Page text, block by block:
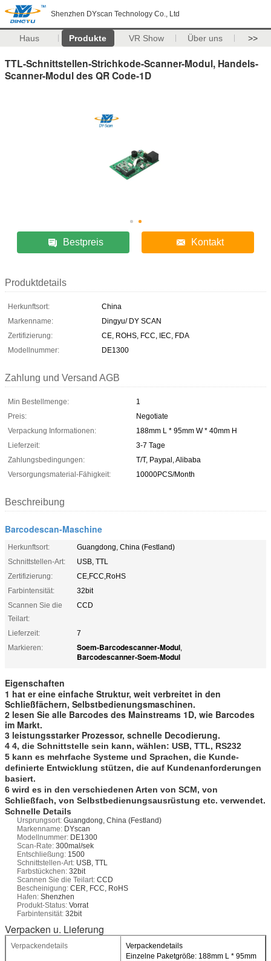
Shenzhen DYscan Technology Co., Ltd
Haus Produkte VR Show Über uns >>
TTL-Schnittstellen-Strichkode-Scanner-Modul, Handels-
Scanner-Modul des QR Code-1D
Bestpreis Kontakt
Produktdetails
Herkunftsort:
China
Markenname:
Dingyu/ DY SCAN
Zertifizierung:
CE, ROHS, FCC, IEC, FDA
Modellnummer:
DE1300
Zahlung und Versand AGB
Min Bestellmenge:
1
Preis:
Negotiate
Verpackung Informationen:
188mm L * 95mm W * 40mm H
Lieferzeit:
3-7 Tage
Zahlungsbedingungen:
T/T, Paypal, Alibaba
Versorgungsmaterial-Fähigkeit:
10000PCS/Month
Beschreibung
Barcodescan-Maschine
Herkunftsort:
Guangdong, China (Festland)
Schnittstellen-Art:
USB, TTL
Zertifizierung:
CE,FCC,RoHS
Farbintensität:
32bit
Scannen Sie die
Teilart:
CCD
Lieferzeit:
7
Markieren:
Soem-Barcodescanner-Modul,
Barcodescanner-Soem-Modul
Eigenschaften
1 hat er eine einfache Struktur, weit verbreitet in den
Schließfächern, Selbstbedienungsmaschinen.
2 lesen Sie alle Barcodes des Mainstreams 1D, wie Barcodes
im Markt.
3 leistungsstarker Prozessor, schnelle Decodierung.
4 4, die Schnittstelle sein kann, wählen: USB, TTL, RS232
5 kann es mehrfache Systeme und Sprachen, die Kunde-
definierte Entwicklung stützen, die auf Kundenanforderungen
basiert.
6 wird es in den verschiedenen Arten von SCM, von
Schließfach, von Selbstbedienungsausrüstung etc. verwendet.
Schnelle Details
Ursprungsort: Guangdong, China (Festland)
Markenname: DYscan
Modellnummer: DE1300
Scan-Rate: 300mal/sek
Entschließung: 1500
Schnittstellen-Art: USB, TTL
Farbstückchen: 32bit
Scannen Sie die Teilart: CCD
Bescheinigung: CER, FCC, RoHS
Hafen: Shenzhen
Produkt-Status: Vorrat
Farbintensität: 32bit
Verpacken u. Lieferung
Verpackendetails
Verpackendetails
Einzelne Paketgröße: 188mm L * 95mm